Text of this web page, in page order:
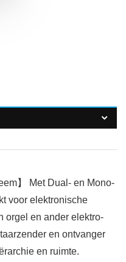
】 Met Dual- en Mono-
voor elektronische
orgel en ander elektro-
en ontvanger
en ruimte.